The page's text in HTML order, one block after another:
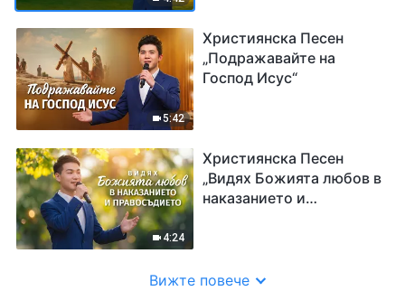
5:42
Християнска Песен
„Подражавайте на
Господ Исус“
4:24
Християнска Песен
„Видях Божията любов в
наказанието и
Вижте повече